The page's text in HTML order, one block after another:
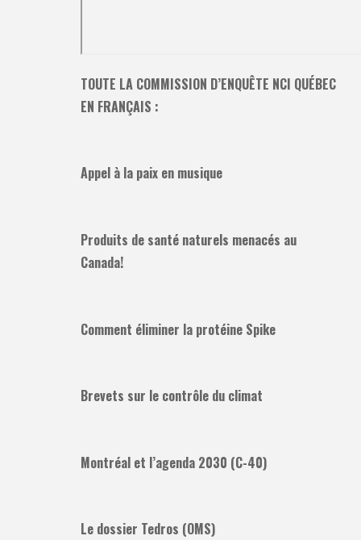
TOUTE LA COMMISSION D’ENQUÊTE NCI QUÉBEC
EN FRANÇAIS :
Appel à la paix en musique
Produits de santé naturels menacés au
Canada!
Comment éliminer la protéine Spike
Brevets sur le contrôle du climat
Montréal et l’agenda 2030 (C-40)
Le dossier Tedros (OMS)